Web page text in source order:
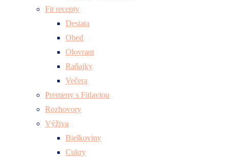
Fit recepty
Desiata
Obed
Olovrant
Raňajky
Večera
Premeny s Fitlaviou
Rozhovory
Výživa
Bielkoviny
Cukry